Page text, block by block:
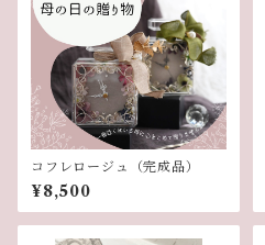
コフレロージュ（完成品）
¥8,500